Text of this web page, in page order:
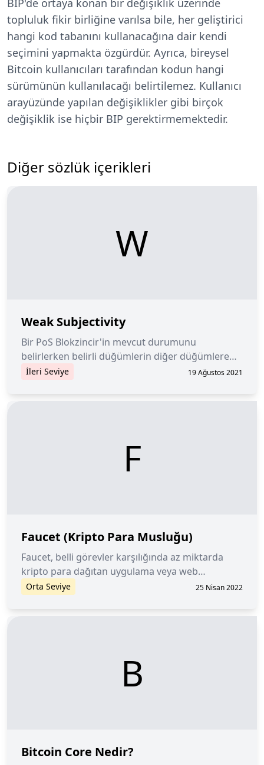
BIP'de ortaya konan bir değişiklik üzerinde
topluluk fikir birliğine varılsa bile, her geliştirici
hangi kod tabanını kullanacağına dair kendi
seçimini yapmakta özgürdür. Ayrıca, bireysel
Bitcoin kullanıcıları tarafından kodun hangi
sürümünün kullanılacağı belirtilemez. Kullanıcı
arayüzünde yapılan değişiklikler gibi birçok
değişiklik ise hiçbir BIP gerektirmemektedir.
Diğer sözlük içerikleri
W
Weak Subjectivity
Bir PoS Blokzincir'in mevcut durumunu
belirlerken belirli düğümlerin diğer düğümlere
güvenme ihtiyacı ile ilgilidir.
İleri Seviye 19 Ağustos 2021
F
Faucet (Kripto Para Musluğu)
Faucet, belli görevler karşılığında az miktarda
kripto para dağıtan uygulama veya web
sitesilerine denir.
Orta Seviye 25 Nisan 2022
B
Bitcoin Core Nedir?